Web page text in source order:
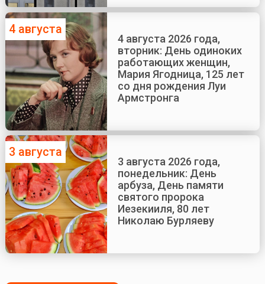
4 августа
4 августа 2026 года,
вторник: День одиноких
работающих женщин,
Мария Ягодница, 125 лет
со дня рождения Луи
Армстронга
3 августа
3 августа 2026 года,
понедельник: День
арбуза, День памяти
святого пророка
Иезекииля, 80 лет
Николаю Бурляеву